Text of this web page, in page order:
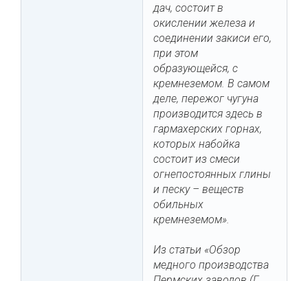
дач, состоит в
окислении железа и
соединении закиси его,
при этом
образующейся, с
кремнеземом. В самом
деле, пережог чугуна
производится здесь в
гармахерских горнах,
которых набойка
состоит из смеси
огнепостоянных глины
и песку – веществ
обильных
кремнеземом».
Из статьи «Обзор
медного производства